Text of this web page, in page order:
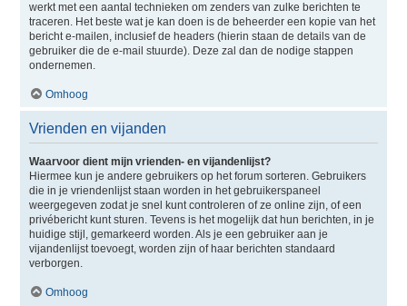
werkt met een aantal technieken om zenders van zulke berichten te
traceren. Het beste wat je kan doen is de beheerder een kopie van het
bericht e-mailen, inclusief de headers (hierin staan de details van de
gebruiker die de e-mail stuurde). Deze zal dan de nodige stappen
ondernemen.
Omhoog
Vrienden en vijanden
Waarvoor dient mijn vrienden- en vijandenlijst?
Hiermee kun je andere gebruikers op het forum sorteren. Gebruikers
die in je vriendenlijst staan worden in het gebruikerspaneel
weergegeven zodat je snel kunt controleren of ze online zijn, of een
privébericht kunt sturen. Tevens is het mogelijk dat hun berichten, in je
huidige stijl, gemarkeerd worden. Als je een gebruiker aan je
vijandenlijst toevoegt, worden zijn of haar berichten standaard
verborgen.
Omhoog